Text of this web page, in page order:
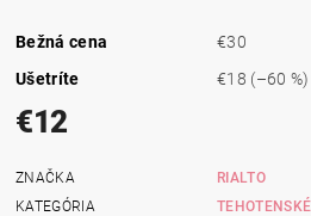
Bežná cena
€30
Ušetríte
€18 (–60 %)
€12
ZNAČKA
RIALTO
KATEGÓRIA